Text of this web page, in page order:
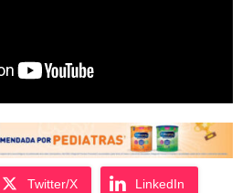
Twitter/X LinkedIn